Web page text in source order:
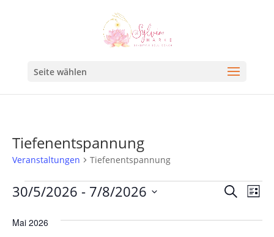
Seite wählen
Tiefenentspannung
Veranstaltungen Tiefenentspannung
und
SucheListe
30/5/2026 - 7/8/2026
wählen.
Mai 2026